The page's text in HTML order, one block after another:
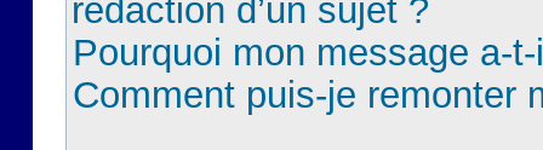
rédaction d’un sujet ?
Pourquoi mon message a-
Comment puis-je remonter